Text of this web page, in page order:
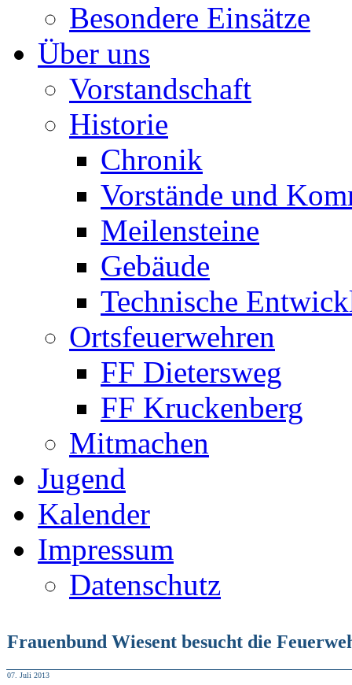
Besondere Einsätze
Über uns
Vorstandschaft
Historie
Chronik
Vorstände und
Meilensteine
Gebäude
Technische
Ortsfeuerwehren
FF Dietersweg
FF Kruckenberg
Mitmachen
Jugend
Kalender
Impressum
Datenschutz
Frauenbund Wiesent besucht die
07. Juli 2013